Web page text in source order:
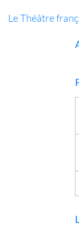
Le Théâtre